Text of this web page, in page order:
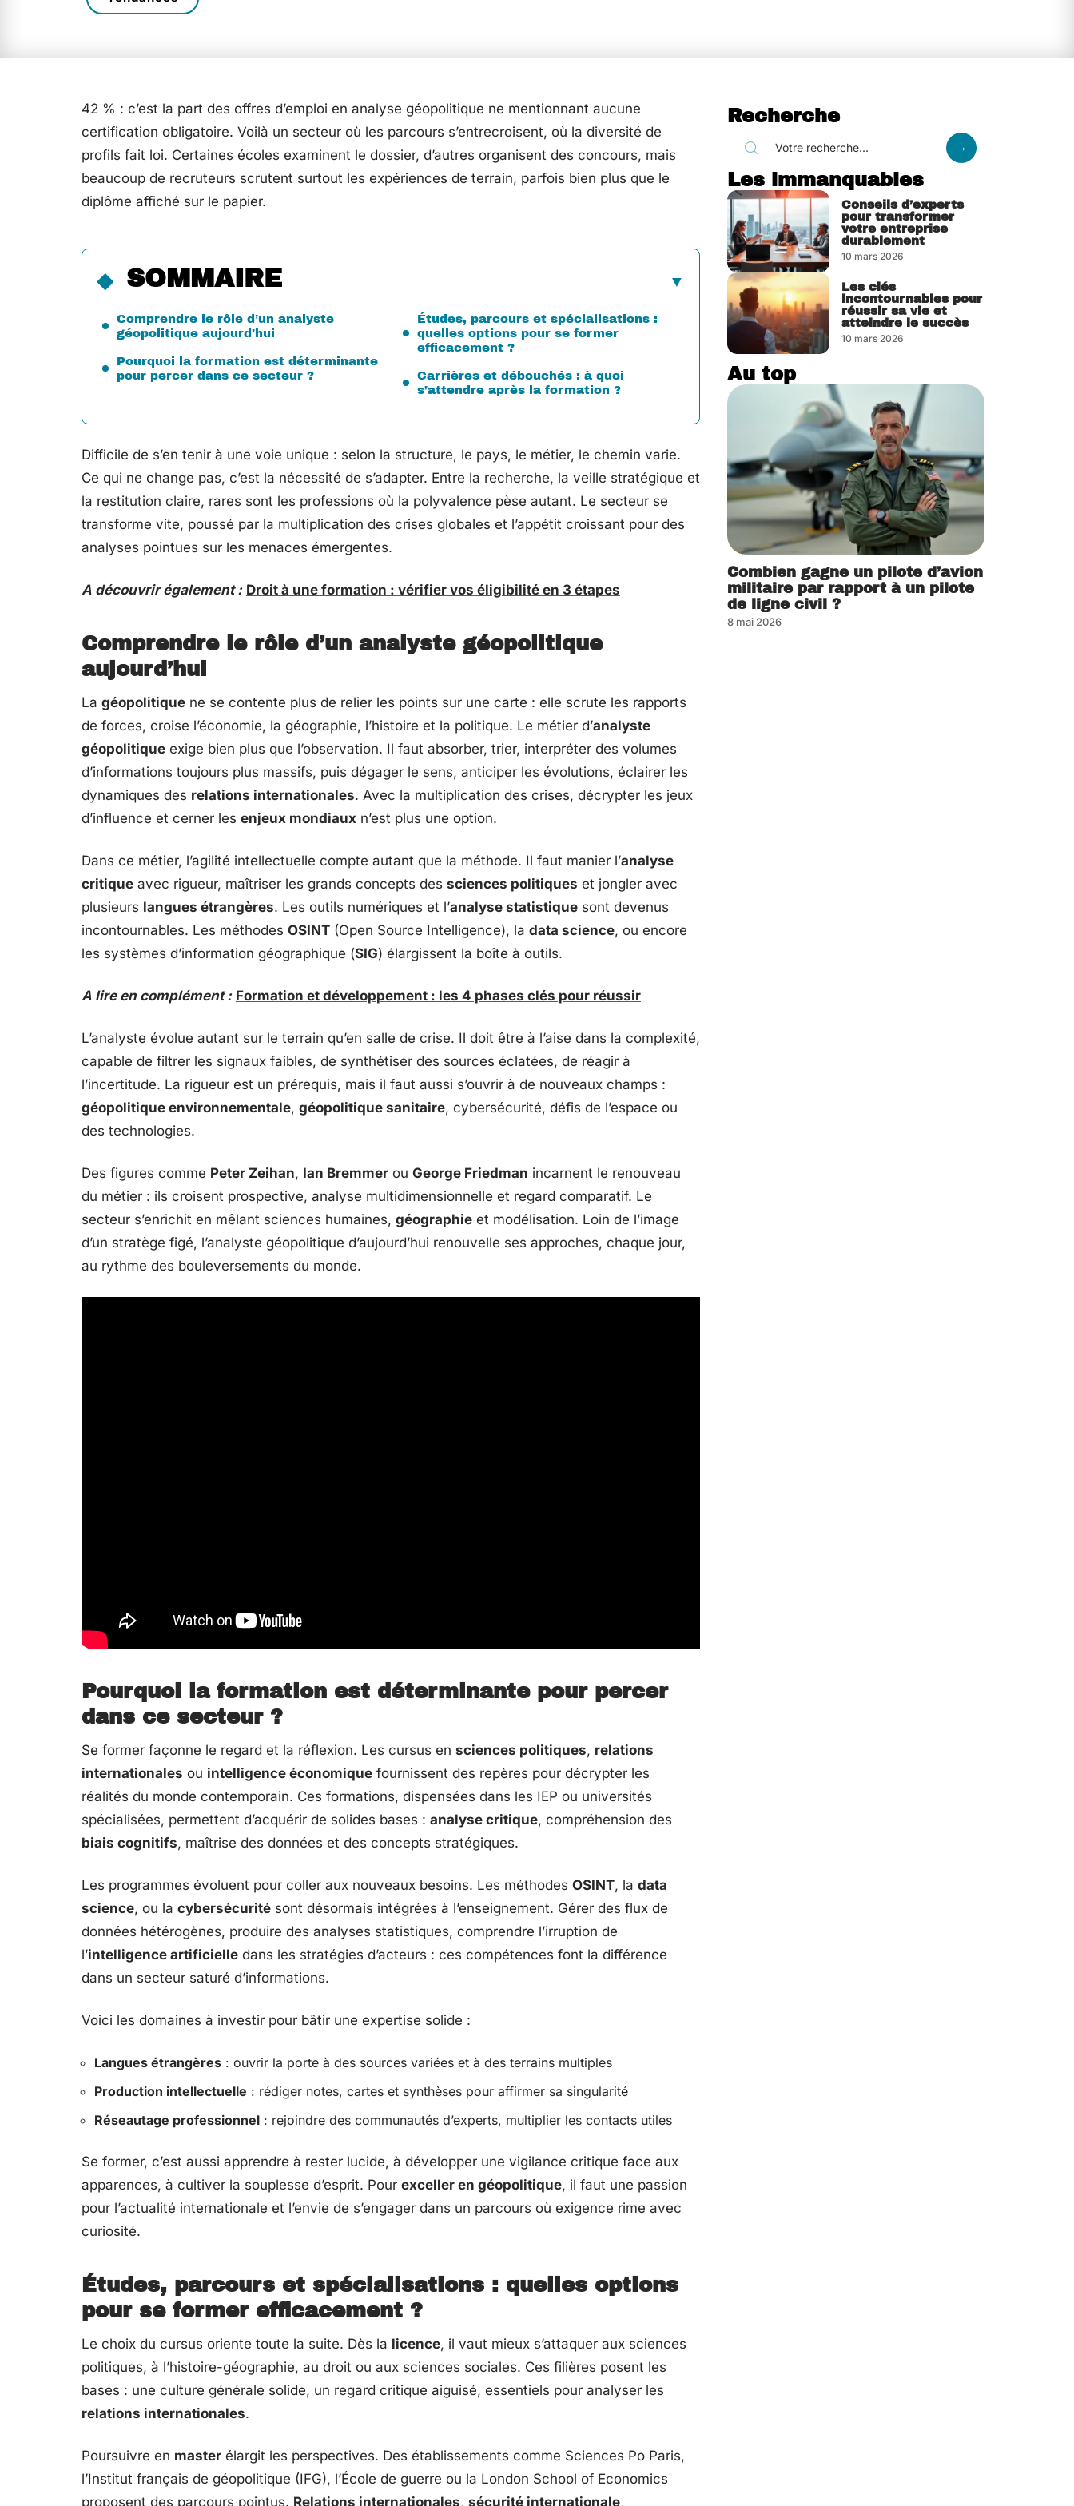
42 % : c’est la part des offres d’emploi en analyse géopolitique ne mentionnant aucune
certification obligatoire. Voilà un secteur où les parcours s’entrecroisent, où la diversité de
profils fait loi. Certaines écoles examinent le dossier, d’autres organisent des concours, mais
beaucoup de recruteurs scrutent surtout les expériences de terrain, parfois bien plus que le
diplôme affiché sur le papier.
SOMMAIRE
Comprendre le rôle d’un analyste
géopolitique aujourd’hui
Pourquoi la formation est déterminante
pour percer dans ce secteur ?
Études, parcours et spécialisations :
quelles options pour se former
efficacement ?
Carrières et débouchés : à quoi
s’attendre après la formation ?
Difficile de s’en tenir à une voie unique : selon la structure, le pays, le métier, le chemin varie.
Ce qui ne change pas, c’est la nécessité de s’adapter. Entre la recherche, la veille stratégique et
la restitution claire, rares sont les professions où la polyvalence pèse autant. Le secteur se
transforme vite, poussé par la multiplication des crises globales et l’appétit croissant pour des
analyses pointues sur les menaces émergentes.
A découvrir également : Droit à une formation : vérifier vos éligibilité en 3 étapes
Comprendre le rôle d’un analyste géopolitique
aujourd’hui
La géopolitique ne se contente plus de relier les points sur une carte : elle scrute les rapports
de forces, croise l’économie, la géographie, l’histoire et la politique. Le métier d’analyste
géopolitique exige bien plus que l’observation. Il faut absorber, trier, interpréter des volumes
d’informations toujours plus massifs, puis dégager le sens, anticiper les évolutions, éclairer les
dynamiques des relations internationales. Avec la multiplication des crises, décrypter les jeux
d’influence et cerner les enjeux mondiaux n’est plus une option.
Dans ce métier, l’agilité intellectuelle compte autant que la méthode. Il faut manier l’analyse
critique avec rigueur, maîtriser les grands concepts des sciences politiques et jongler avec
plusieurs langues étrangères. Les outils numériques et l’analyse statistique sont devenus
incontournables. Les méthodes OSINT (Open Source Intelligence), la data science, ou encore
les systèmes d’information géographique (SIG) élargissent la boîte à outils.
A lire en complément : Formation et développement : les 4 phases clés pour réussir
L’analyste évolue autant sur le terrain qu’en salle de crise. Il doit être à l’aise dans la complexité,
capable de filtrer les signaux faibles, de synthétiser des sources éclatées, de réagir à
l’incertitude. La rigueur est un prérequis, mais il faut aussi s’ouvrir à de nouveaux champs :
géopolitique environnementale, géopolitique sanitaire, cybersécurité, défis de l’espace ou
des technologies.
Des figures comme Peter Zeihan, Ian Bremmer ou George Friedman incarnent le renouveau
du métier : ils croisent prospective, analyse multidimensionnelle et regard comparatif. Le
secteur s’enrichit en mêlant sciences humaines, géographie et modélisation. Loin de l’image
d’un stratège figé, l’analyste géopolitique d’aujourd’hui renouvelle ses approches, chaque jour,
au rythme des bouleversements du monde.
Pourquoi la formation est déterminante pour percer
dans ce secteur ?
Se former façonne le regard et la réflexion. Les cursus en sciences politiques, relations
internationales ou intelligence économique fournissent des repères pour décrypter les
réalités du monde contemporain. Ces formations, dispensées dans les IEP ou universités
spécialisées, permettent d’acquérir de solides bases : analyse critique, compréhension des
biais cognitifs, maîtrise des données et des concepts stratégiques.
Les programmes évoluent pour coller aux nouveaux besoins. Les méthodes OSINT, la data
science, ou la cybersécurité sont désormais intégrées à l’enseignement. Gérer des flux de
données hétérogènes, produire des analyses statistiques, comprendre l’irruption de
l’intelligence artificielle dans les stratégies d’acteurs : ces compétences font la différence
dans un secteur saturé d’informations.
Voici les domaines à investir pour bâtir une expertise solide :
Langues étrangères : ouvrir la porte à des sources variées et à des terrains multiples
Production intellectuelle : rédiger notes, cartes et synthèses pour affirmer sa singularité
Réseautage professionnel : rejoindre des communautés d’experts, multiplier les contacts utiles
Se former, c’est aussi apprendre à rester lucide, à développer une vigilance critique face aux
apparences, à cultiver la souplesse d’esprit. Pour exceller en géopolitique, il faut une passion
pour l’actualité internationale et l’envie de s’engager dans un parcours où exigence rime avec
curiosité.
Études, parcours et spécialisations : quelles options
pour se former efficacement ?
Le choix du cursus oriente toute la suite. Dès la licence, il vaut mieux s’attaquer aux sciences
politiques, à l’histoire-géographie, au droit ou aux sciences sociales. Ces filières posent les
bases : une culture générale solide, un regard critique aiguisé, essentiels pour analyser les
relations internationales.
Poursuivre en master élargit les perspectives. Des établissements comme Sciences Po Paris,
l’Institut français de géopolitique (IFG), l’École de guerre ou la London School of Economics
proposent des parcours pointus. Relations internationales, sécurité internationale,
Recherche
Les immanquables
Conseils d’experts
pour transformer
votre entreprise
durablement
10 mars 2026
Les clés
incontournables pour
réussir sa vie et
atteindre le succès
10 mars 2026
Au top
Combien gagne un pilote d’avion
militaire par rapport à un pilote
de ligne civil ?
8 mai 2026